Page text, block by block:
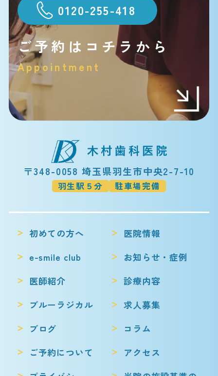
0120-255-418
ご予約はコチラから
Appointment
〒348-0058 埼玉県羽生市中央2-7-10
羽生駅５分 駐車場完備
初めての方へ
医院情報
e-smile club
お知らせ・症例
医師紹介
診療内容
ブルーラジカル
求人募集
ブログ
コラム
ご予約について
アクセス